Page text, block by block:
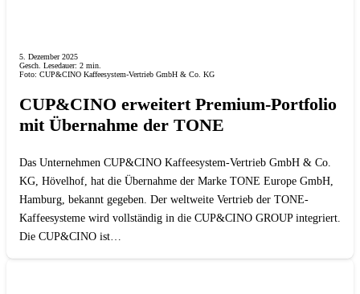
5. Dezember 2025
Gesch. Lesedauer: 2 min.
Foto: CUP&CINO Kaffeesystem-Vertrieb GmbH & Co. KG
CUP&CINO erweitert Premium-Portfolio
mit Übernahme der TONE
Das Unternehmen CUP&CINO Kaffeesystem-Vertrieb GmbH & Co.
KG, Hövelhof, hat die Übernahme der Marke TONE Europe GmbH,
Hamburg, bekannt gegeben. Der weltweite Vertrieb der TONE-
Kaffeesysteme wird vollständig in die CUP&CINO GROUP integriert.
Die CUP&CINO ist…